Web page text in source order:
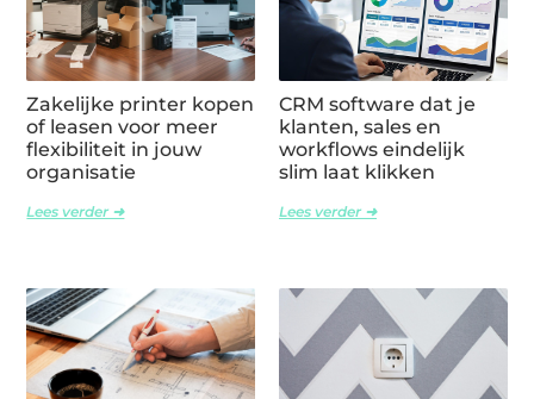
Zakelijke printer kopen
of leasen voor meer
flexibiliteit in jouw
organisatie
Lees verder ➜
CRM software dat je
klanten, sales en
workflows eindelijk
slim laat klikken
Lees verder ➜